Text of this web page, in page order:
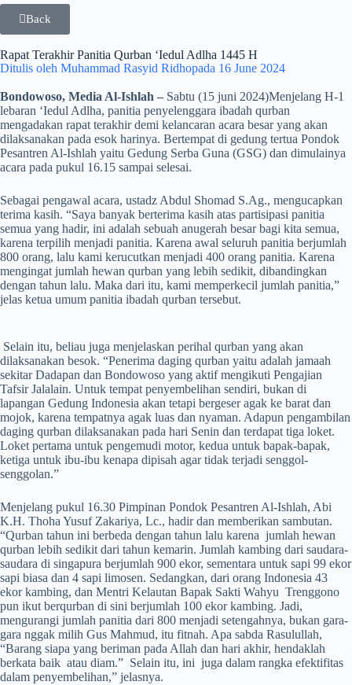
Back
Rapat Terakhir Panitia Qurban ‘Iedul Adlha 1445 H
Ditulis oleh Muhammad Rasyid Ridhopada 16 June 2024
Bondowoso, Media Al-Ishlah – Sabtu (15 juni 2024)Menjelang H-1
lebaran ‘Iedul Adlha, panitia penyelenggara ibadah qurban
mengadakan rapat terakhir demi kelancaran acara besar yang akan
dilaksanakan pada esok harinya. Bertempat di gedung tertua Pondok
Pesantren Al-Ishlah yaitu Gedung Serba Guna (GSG) dan dimulainya
acara pada pukul 16.15 sampai selesai.
Sebagai pengawal acara, ustadz Abdul Shomad S.Ag., mengucapkan
terima kasih. “Saya banyak berterima kasih atas partisipasi panitia
semua yang hadir, ini adalah sebuah anugerah besar bagi kita semua,
karena terpilih menjadi panitia. Karena awal seluruh panitia berjumlah
800 orang, lalu kami kerucutkan menjadi 400 orang panitia. Karena
mengingat jumlah hewan qurban yang lebih sedikit, dibandingkan
dengan tahun lalu. Maka dari itu, kami memperkecil jumlah panitia,”
jelas ketua umum panitia ibadah qurban tersebut.
Selain itu, beliau juga menjelaskan perihal qurban yang akan
dilaksanakan besok. “Penerima daging qurban yaitu adalah jamaah
sekitar Dadapan dan Bondowoso yang aktif mengikuti Pengajian
Tafsir Jalalain. Untuk tempat penyembelihan sendiri, bukan di
lapangan Gedung Indonesia akan tetapi bergeser agak ke barat dan
mojok, karena tempatnya agak luas dan nyaman. Adapun pengambilan
daging qurban dilaksanakan pada hari Senin dan terdapat tiga loket.
Loket pertama untuk pengemudi motor, kedua untuk bapak-bapak,
ketiga untuk ibu-ibu kenapa dipisah agar tidak terjadi senggol-
senggolan.”
Menjelang pukul 16.30 Pimpinan Pondok Pesantren Al-Ishlah, Abi
K.H. Thoha Yusuf Zakariya, Lc., hadir dan memberikan sambutan.
“Qurban tahun ini berbeda dengan tahun lalu karena jumlah hewan
qurban lebih sedikit dari tahun kemarin. Jumlah kambing dari saudara-
saudara di singapura berjumlah 900 ekor, sementara untuk sapi 99 ekor
sapi biasa dan 4 sapi limosen. Sedangkan, dari orang Indonesia 43
ekor kambing, dan Mentri Kelautan Bapak Sakti Wahyu Trenggono
pun ikut berqurban di sini berjumlah 100 ekor kambing. Jadi,
mengurangi jumlah panitia dari 800 menjadi setengahnya, bukan gara-
gara nggak milih Gus Mahmud, itu fitnah. Apa sabda Rasulullah,
“Barang siapa yang beriman pada Allah dan hari akhir, hendaklah
berkata baik atau diam.” Selain itu, ini juga dalam rangka efektifitas
dalam penyembelihan,” jelasnya.